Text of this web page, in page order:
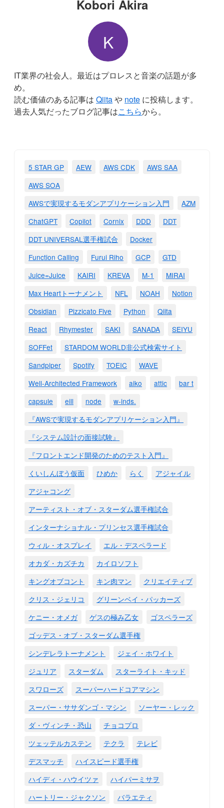
Kobori Akira
K
IT業界の社会人。最近はプロレスと音楽の話題が多
め。
読む価値のある記事は Qiitaや note に投稿します。
過去人気だったブログ記事はこちらから。
5 STAR GP AEW AWS CDK
AWS SAA
AWS SOA
AWSで実現するモダンアプリケーション入門
AZM
ChatGPT
Copilot Cornix DDD
DDT
DDT UNIVERSAL選手権試合
Docker
Function Calling
Furui Riho GCP
GTD
Juice=Juice
KAIRI KREVA M-1
MIRAI
Max Heartトーナメント
NFL NOAH
Notion
Obsidian
Pizzicato Five Python
Qiita
React
Rhymester SAKI SANADA
SEIYU
SOFFet
STARDOM WORLD非公式検索サイト
Sandpiper
Spotify TOEIC
WAVE
Well-Architected Framework
aiko attic
bar t
capsule
eill node
w-inds.
『AWSで実現するモダンアプリケーション入門』
『システム設計の面接試験』
『フロントエンド開発のためのテスト入門』
くいしんぼう仮面
ひめか らく
アジャイル
アジャコング
アーティスト・オブ・スターダム選手権試合
インターナショナル・プリンセス選手権試合
ウィル・オスプレイ
エル・デスペラード
オカダ・カズチカ
カイロソフト
キングオブコント
キン肉マン
クリエイティブ
クリス・ジェリコ
グリーンベイ・パッカーズ
ケニー・オメガ
ゲスの極み乙女
ゴスペラーズ
ゴッデス・オブ・スターダム選手権
シンデレラトーナメント
ジェイ・ホワイト
ジュリア
スターダム
スターライト・キッド
スワローズ
スーパーハードコアマシン
スーパー・ササダンゴ・マシン
ソーヤー・レック
ダ・ヴィンチ・恐山
チョコプロ
ツェッテルカステン
テクラ
テレビ
デスマッチ
ハイスピード選手権
ハイディ・ハウイツァ
ハイパーミサヲ
ハートリー・ジャクソン
バラエティ